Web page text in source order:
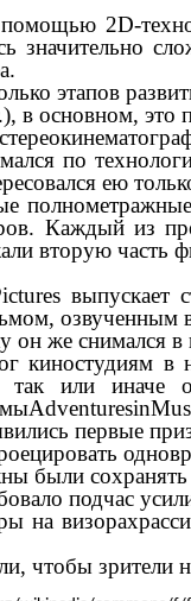
2D-
значительно
этапов
в основном, это
по
ею
Каждый из
вторую часть
озвученным
же снимался в
киностудиям в
так или иначе
первые
были
подчас
на
чтобы зрители